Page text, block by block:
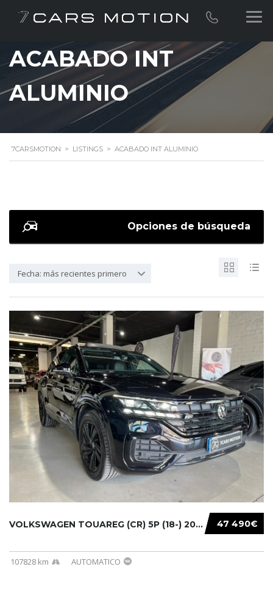
ACABADO INT
ALUMINIO
7CARSMOTION > LISTINGS > ACABADO INT ALUMINIO
Opciones de búsqueda
Fecha: más recientes primero
47 490€
VOLKSWAGEN TOUAREG (CR) 5P (18-) 2021...
107828 km AUTOMATICO